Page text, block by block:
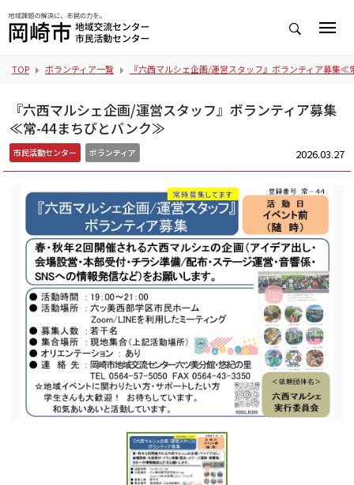
TOP ボランティア一覧 『六西マルシェ企画/運営スタッフ』ボランティア募集
『六西マルシェ企画/運営スタッフ』ボランティア募集
≪常-44まちびとバンク≫
市民活動センター ボランティア 2026.03.27